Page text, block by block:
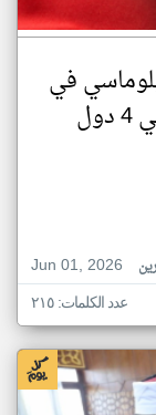
في
إفريقيا بافتتاح ممثليات في 4 دول
Jun 01, 2026
عدد الكلمات: ٢١٥